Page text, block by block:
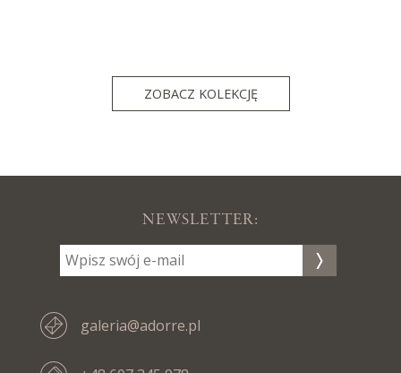
ZOBACZ KOLEKCJĘ
NEWSLETTER:
galeria@adorre.pl